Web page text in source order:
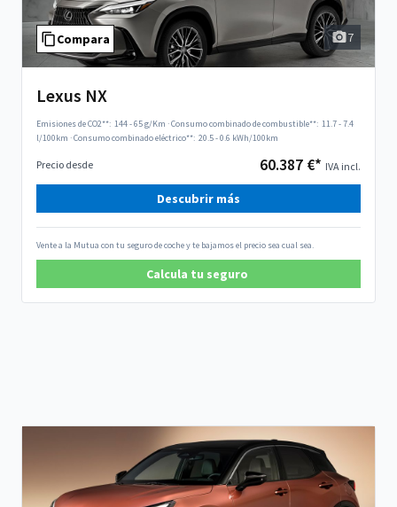
Compara 7
Lexus NX
Emisiones de CO2**: 144 - 65 g/Km ·Consumo combinado de combustible**: 11.7 - 7.4
l/100km ·Consumo combinado eléctrico**: 20.5 - 0.6 kWh/100km
Precio desde 60.387 €* IVA incl.
Descubrir más
Vente a la Mutua con tu seguro de coche y te bajamos el precio sea cual sea.
Calcula tu seguro